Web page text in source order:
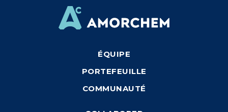
ÉQUIPE
PORTEFEUILLE
COMMUNAUTÉ